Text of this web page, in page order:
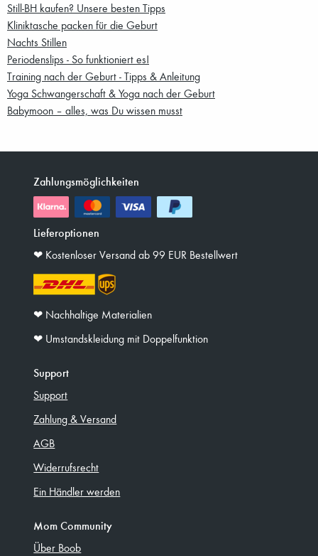
Still-BH kaufen? Unsere besten Tipps
Kliniktasche packen für die Geburt
Nachts Stillen
Periodenslips - So funktioniert es!
Training nach der Geburt - Tipps & Anleitung
Yoga Schwangerschaft & Yoga nach der Geburt
Babymoon – alles, was Du wissen musst
Zahlungsmöglichkeiten
Lieferoptionen
❤︎ Kostenloser Versand ab 99 EUR Bestellwert
❤︎ Nachhaltige Materialien
❤︎ Umstandskleidung mit Doppelfunktion
Support
Support
Zahlung & Versand
AGB
Widerrufsrecht
Ein Händler werden
Mom Community
Über Boob